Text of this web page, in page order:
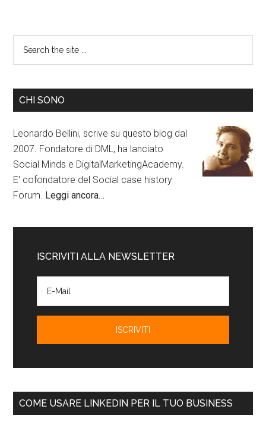
CHI SONO
Leonardo Bellini, scrive su questo blog dal
2007. Fondatore di DML, ha lanciato
Social Minds e DigitalMarketingAcademy.
E' cofondatore del Social case history
Forum. Leggi ancora…
ISCRIVITI ALLA NEWSLETTER
COME USARE LINKEDIN PER IL TUO BUSINESS